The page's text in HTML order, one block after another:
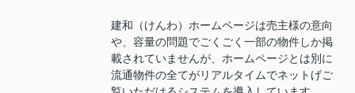
建和（けんわ）ホームページは売主様の意向
や、容量の問題でごくごく一部の物件しか掲
載されていませんが、ホームページとは別に
流通物件の全てがリアルタイムでネットげご